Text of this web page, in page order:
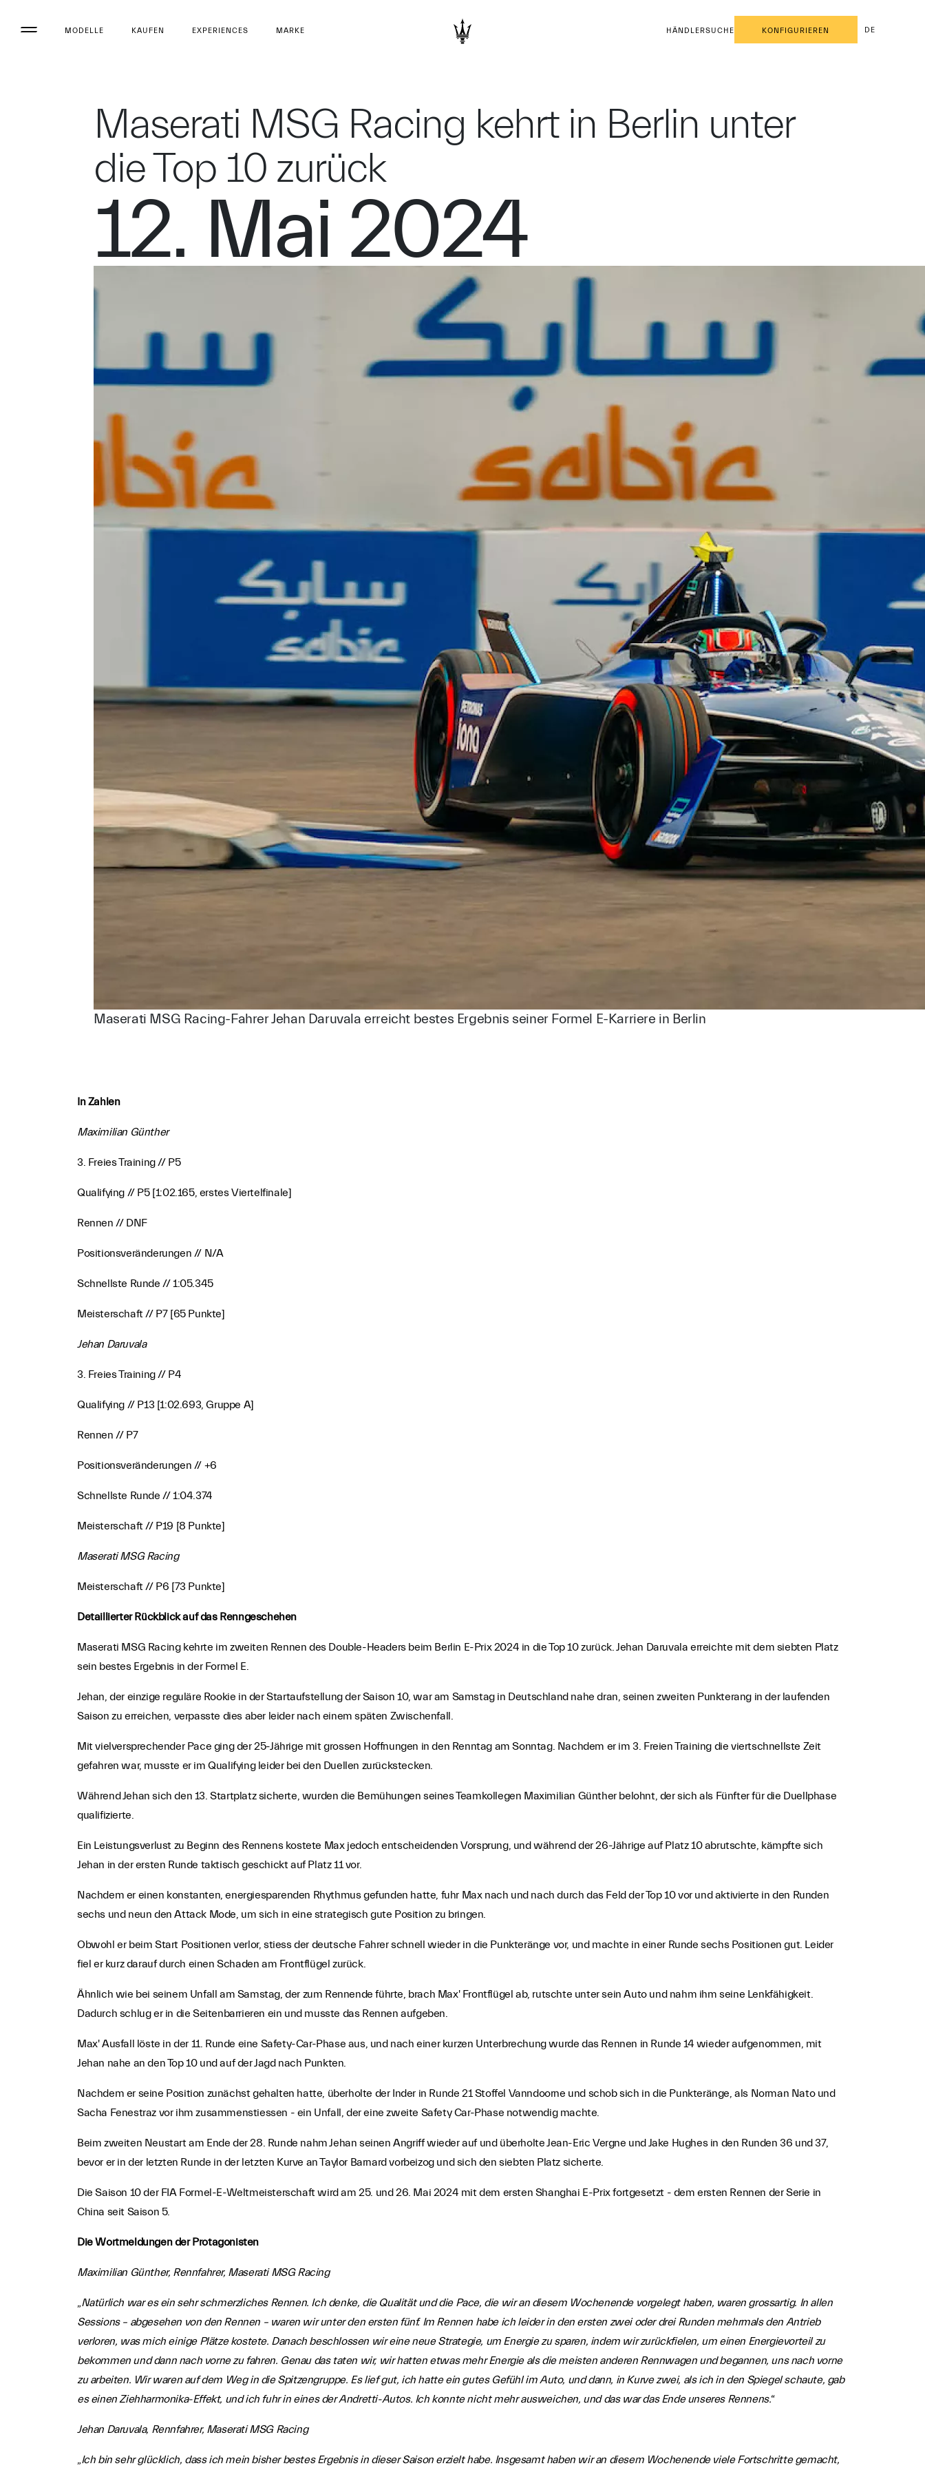
MODELLE KAUFEN EXPERIENCES MARKE HÄNDLERSUCHE KONFIGURIEREN DE
Maserati MSG Racing kehrt in Berlin unter
die Top 10 zurück
12. Mai 2024
Maserati MSG Racing-Fahrer Jehan Daruvala erreicht bestes Ergebnis seiner Formel E-Karriere in Berlin
In Zahlen
Maximilian Günther
3. Freies Training // P5
Qualifying // P5 [1:02.165, erstes Viertelfinale]
Rennen // DNF
Positionsveränderungen // N/A
Schnellste Runde // 1:05.345
Meisterschaft // P7 [65 Punkte]
Jehan Daruvala
3. Freies Training // P4
Qualifying // P13 [1:02.693, Gruppe A]
Rennen // P7
Positionsveränderungen // +6
Schnellste Runde // 1:04.374
Meisterschaft // P19 [8 Punkte]
Maserati MSG Racing
Meisterschaft // P6 [73 Punkte]
Detaillierter Rückblick auf das Renngeschehen
Maserati MSG Racing kehrte im zweiten Rennen des Double-Headers beim Berlin E-Prix 2024 in die Top 10 zurück. Jehan Daruvala erreichte mit dem siebten Platz
sein bestes Ergebnis in der Formel E.
Jehan, der einzige reguläre Rookie in der Startaufstellung der Saison 10, war am Samstag in Deutschland nahe dran, seinen zweiten Punkterang in der laufenden
Saison zu erreichen, verpasste dies aber leider nach einem späten Zwischenfall.
Mit vielversprechender Pace ging der 25-Jährige mit grossen Hoffnungen in den Renntag am Sonntag. Nachdem er im 3. Freien Training die viertschnellste Zeit
gefahren war, musste er im Qualifying leider bei den Duellen zurückstecken.
Während Jehan sich den 13. Startplatz sicherte, wurden die Bemühungen seines Teamkollegen Maximilian Günther belohnt, der sich als Fünfter für die Duellphase
qualifizierte.
Ein Leistungsverlust zu Beginn des Rennens kostete Max jedoch entscheidenden Vorsprung, und während der 26-Jährige auf Platz 10 abrutschte, kämpfte sich
Jehan in der ersten Runde taktisch geschickt auf Platz 11 vor.
Nachdem er einen konstanten, energiesparenden Rhythmus gefunden hatte, fuhr Max nach und nach durch das Feld der Top 10 vor und aktivierte in den Runden
sechs und neun den Attack Mode, um sich in eine strategisch gute Position zu bringen.
Obwohl er beim Start Positionen verlor, stiess der deutsche Fahrer schnell wieder in die Punkteränge vor, und machte in einer Runde sechs Positionen gut. Leider
fiel er kurz darauf durch einen Schaden am Frontflügel zurück.
Ähnlich wie bei seinem Unfall am Samstag, der zum Rennende führte, brach Max' Frontflügel ab, rutschte unter sein Auto und nahm ihm seine Lenkfähigkeit.
Dadurch schlug er in die Seitenbarrieren ein und musste das Rennen aufgeben.
Max' Ausfall löste in der 11. Runde eine Safety-Car-Phase aus, und nach einer kurzen Unterbrechung wurde das Rennen in Runde 14 wieder aufgenommen, mit
Jehan nahe an den Top 10 und auf der Jagd nach Punkten.
Nachdem er seine Position zunächst gehalten hatte, überholte der Inder in Runde 21 Stoffel Vanndoorne und schob sich in die Punkteränge, als Norman Nato und
Sacha Fenestraz vor ihm zusammenstiessen - ein Unfall, der eine zweite Safety Car-Phase notwendig machte.
Beim zweiten Neustart am Ende der 28. Runde nahm Jehan seinen Angriff wieder auf und überholte Jean-Eric Vergne und Jake Hughes in den Runden 36 und 37,
bevor er in der letzten Runde in der letzten Kurve an Taylor Barnard vorbeizog und sich den siebten Platz sicherte.
Die Saison 10 der FIA Formel-E-Weltmeisterschaft wird am 25. und 26. Mai 2024 mit dem ersten Shanghai E-Prix fortgesetzt - dem ersten Rennen der Serie in
China seit Saison 5.
Die Wortmeldungen der Protagonisten
Maximilian Günther, Rennfahrer, Maserati MSG Racing
„Natürlich war es ein sehr schmerzliches Rennen. Ich denke, die Qualität und die Pace, die wir an diesem Wochenende vorgelegt haben, waren grossartig. In allen
Sessions – abgesehen von den Rennen – waren wir unter den ersten fünf. Im Rennen habe ich leider in den ersten zwei oder drei Runden mehrmals den Antrieb
verloren, was mich einige Plätze kostete. Danach beschlossen wir eine neue Strategie, um Energie zu sparen, indem wir zurückfielen, um einen Energievorteil zu
bekommen und dann nach vorne zu fahren. Genau das taten wir, wir hatten etwas mehr Energie als die meisten anderen Rennwagen und begannen, uns nach vorne
zu arbeiten. Wir waren auf dem Weg in die Spitzengruppe. Es lief gut, ich hatte ein gutes Gefühl im Auto, und dann, in Kurve zwei, als ich in den Spiegel schaute, gab
es einen Ziehharmonika-Effekt, und ich fuhr in eines der Andretti-Autos. Ich konnte nicht mehr ausweichen, und das war das Ende unseres Rennens.“
Jehan Daruvala, Rennfahrer, Maserati MSG Racing
„Ich bin sehr glücklich, dass ich mein bisher bestes Ergebnis in dieser Saison erzielt habe. Insgesamt haben wir an diesem Wochenende viele Fortschritte gemacht,